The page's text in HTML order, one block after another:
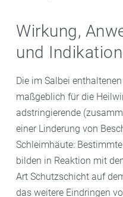
Wirkung,
und
Die im Salbei
maßgeblich für die
adstringierende
einer Linderung von
Schleimhäute:
bilden in Reaktion mit
Art Schutzschicht auf
das weitere Eindringen